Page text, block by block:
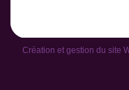
Création et gestion du site